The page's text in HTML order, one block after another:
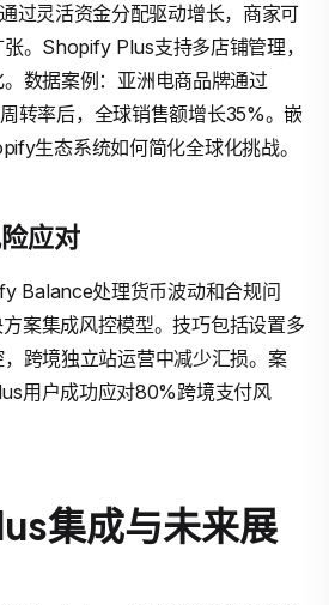
过灵活资金分配驱动增长，商家可
。Shopify Plus支持多店铺管理，
数据案例：亚洲电商品牌通过
转率后，全球销售额增长35%。嵌
生态系统如何简化全球化挑战。
应对
Balance处理货币波动和合规问
案集成风控模型。技巧包括设置多
跨境独立站运营中减少汇损。案
用户成功应对80%跨境支付风
集成与未来展